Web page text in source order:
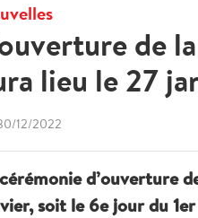
de
lieu le 27
12/2022
d’ouverture
soit le 6e jour du